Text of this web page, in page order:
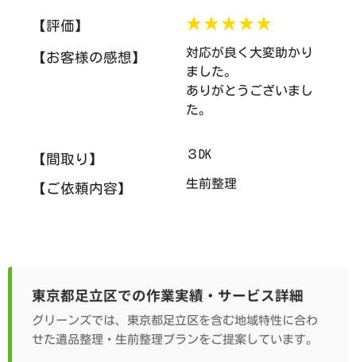
【評価】 ★★★★★
【お客様の感想】
対応が良く大変助かり
ました。
ありがとうございまし
た。
【間取り】 ３DK
【ご依頼内容】 生前整理
東京都足立区での作業実績・サービス詳細
グリーンズでは、東京都足立区を含む地域特性に合わ
せた遺品整理・生前整理プランをご提案しています。